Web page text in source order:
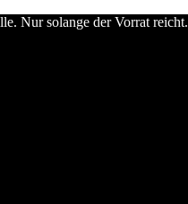
Nur solange der Vorrat reicht.